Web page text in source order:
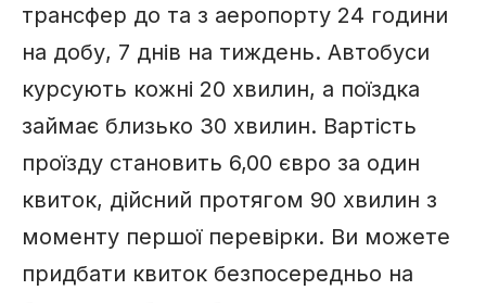
трансфер до та з аеропорту 24 години
на добу, 7 днів на тиждень. Автобуси
курсують кожні 20 хвилин, а поїздка
займає близько 30 хвилин. Вартість
проїзду становить 6,00 євро за один
квиток, дійсний протягом 90 хвилин з
моменту першої перевірки. Ви можете
придбати квиток безпосередньо на